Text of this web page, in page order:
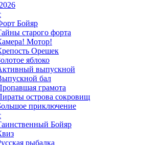
Бойяр
старого форта
Мотор!
Орешек
яблоко
выпускной
бал
грамота
острова сокровищ
приключение
Бойяр
рыбалка